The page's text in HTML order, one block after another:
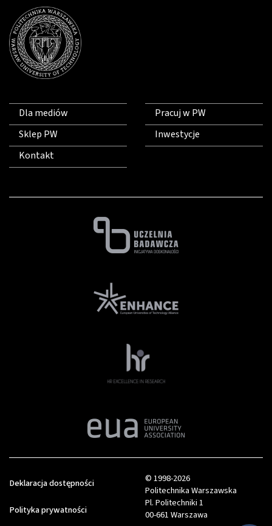
Dla mediów
Sklep PW
Kontakt
Pracuj w PW
Inwestycje
© 1998-2026
Politechnika Warszawska
Pl. Politechniki 1
00-661 Warszawa
Deklaracja dostępności
Polityka prywatności